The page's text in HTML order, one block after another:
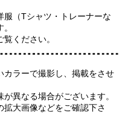
服（Tシャツ・トレーナーな
覧ください。
カラーで撮影し、掲載をさせ
異なる場合がございます。
大画像などをご確認下さ